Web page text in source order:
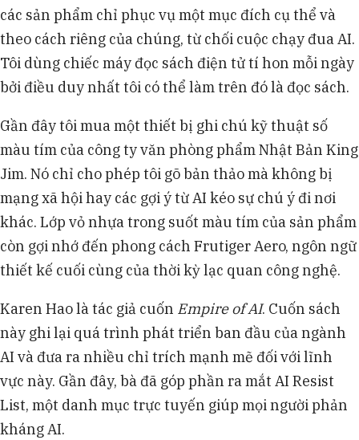
các sản phẩm chỉ phục vụ một mục đích cụ thể và
theo cách riêng của chúng, từ chối cuộc chạy đua AI.
Tôi dùng chiếc máy đọc sách điện tử tí hon mỗi ngày
bởi điều duy nhất tôi có thể làm trên đó là đọc sách.
Gần đây tôi mua một thiết bị ghi chú kỹ thuật số
màu tím của công ty văn phòng phẩm Nhật Bản King
Jim. Nó chỉ cho phép tôi gõ bản thảo mà không bị
mạng xã hội hay các gợi ý từ AI kéo sự chú ý đi nơi
khác. Lớp vỏ nhựa trong suốt màu tím của sản phẩm
còn gợi nhớ đến phong cách Frutiger Aero, ngôn ngữ
thiết kế cuối cùng của thời kỳ lạc quan công nghệ.
Karen Hao là tác giả cuốn Empire of AI. Cuốn sách
này ghi lại quá trình phát triển ban đầu của ngành
AI và đưa ra nhiều chỉ trích mạnh mẽ đối với lĩnh
vực này. Gần đây, bà đã góp phần ra mắt AI Resist
List, một danh mục trực tuyến giúp mọi người phản
kháng AI.